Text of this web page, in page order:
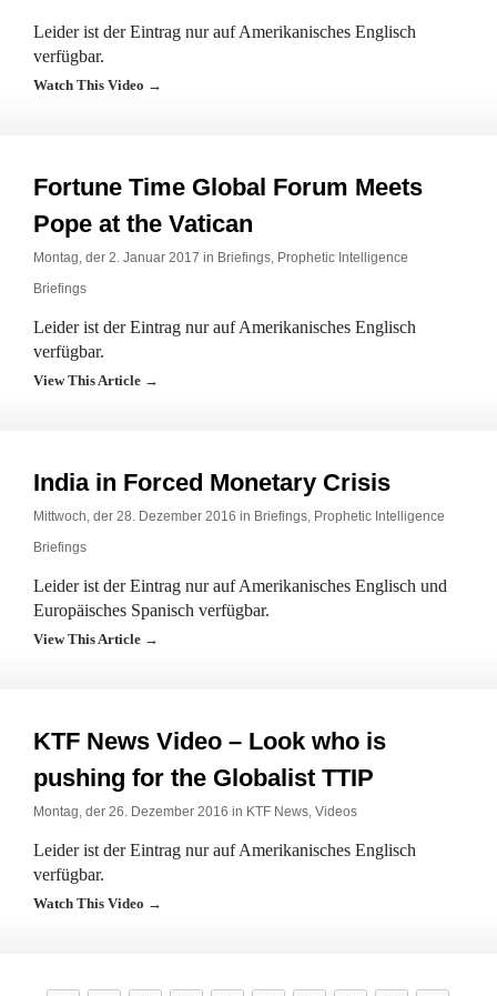
Leider ist der Eintrag nur auf Amerikanisches Englisch
verfügbar.
Watch This Video →
Fortune Time Global Forum Meets
Pope at the Vatican
Montag, der 2. Januar 2017 in Briefings, Prophetic Intelligence
Briefings
Leider ist der Eintrag nur auf Amerikanisches Englisch
verfügbar.
View This Article →
India in Forced Monetary Crisis
Mittwoch, der 28. Dezember 2016 in Briefings, Prophetic Intelligence
Briefings
Leider ist der Eintrag nur auf Amerikanisches Englisch und
Europäisches Spanisch verfügbar.
View This Article →
KTF News Video – Look who is
pushing for the Globalist TTIP
Montag, der 26. Dezember 2016 in KTF News, Videos
Leider ist der Eintrag nur auf Amerikanisches Englisch
verfügbar.
Watch This Video →